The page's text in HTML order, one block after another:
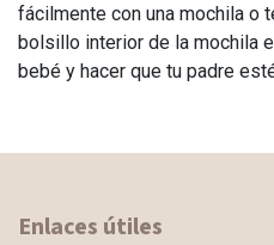
fácilmente con una mochila o
bolsillo interior de la mochila
bebé y hacer que tu padre
Enlaces útiles